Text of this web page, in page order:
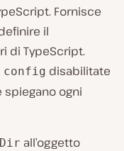
Fornisce
il
di TypeScript.
config disabilitate
ogni
all’oggetto